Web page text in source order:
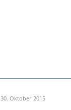
30. Oktober 2015